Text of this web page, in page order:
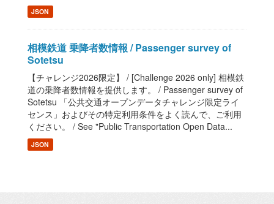
JSON
相模鉄道 乗降者数情報 / Passenger survey of
Sotetsu
【チャレンジ2026限定】 / [Challenge 2026 only] 相模鉄
道の乗降者数情報を提供します。 / Passenger survey of
Sotetsu 「公共交通オープンデータチャレンジ限定ライ
センス」およびその特定利用条件をよく読んで、ご利用
ください。 / See "Public Transportation Open Data...
JSON